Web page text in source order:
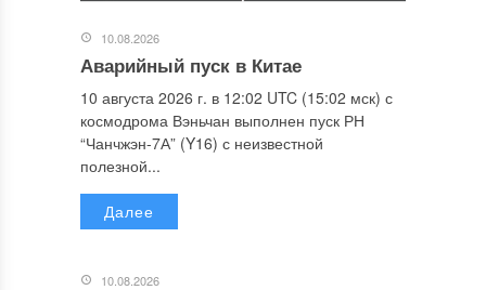
10.08.2026
Аварийный пуск в Китае
10 августа 2026 г. в 12:02 UTC (15:02 мск) с
космодрома Вэньчан выполнен пуск РН
“Чанчжэн-7А” (Y16) с неизвестной
полезной...
Далее
10.08.2026